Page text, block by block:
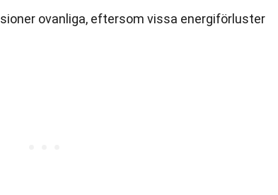
ovanliga, eftersom vissa energiförluster